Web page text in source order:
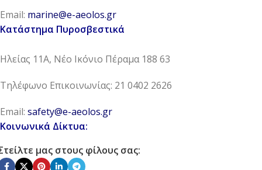
Email: marine@e-aeolos.gr
Κατάστημα Πυροσβεστικά
Ηλείας 11Α, Νέο Ικόνιο Πέραμα 188 63
Τηλέφωνο Επικοινωνίας: 21 0402 2626
Email: safety@e-aeolos.gr
Κοινωνικά Δίκτυα:
μας στους φίλους σας: